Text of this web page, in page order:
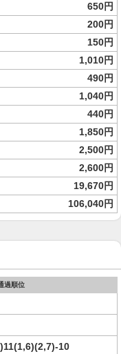
650円
200円
150円
1,010円
490円
1,040円
440円
1,850円
2,500円
2,600円
19,670円
106,040円
過順位
10